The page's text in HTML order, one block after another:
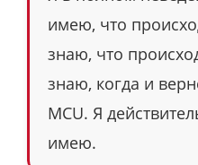
имею, что
знаю, что
знаю, когда и
MCU. Я
имею.